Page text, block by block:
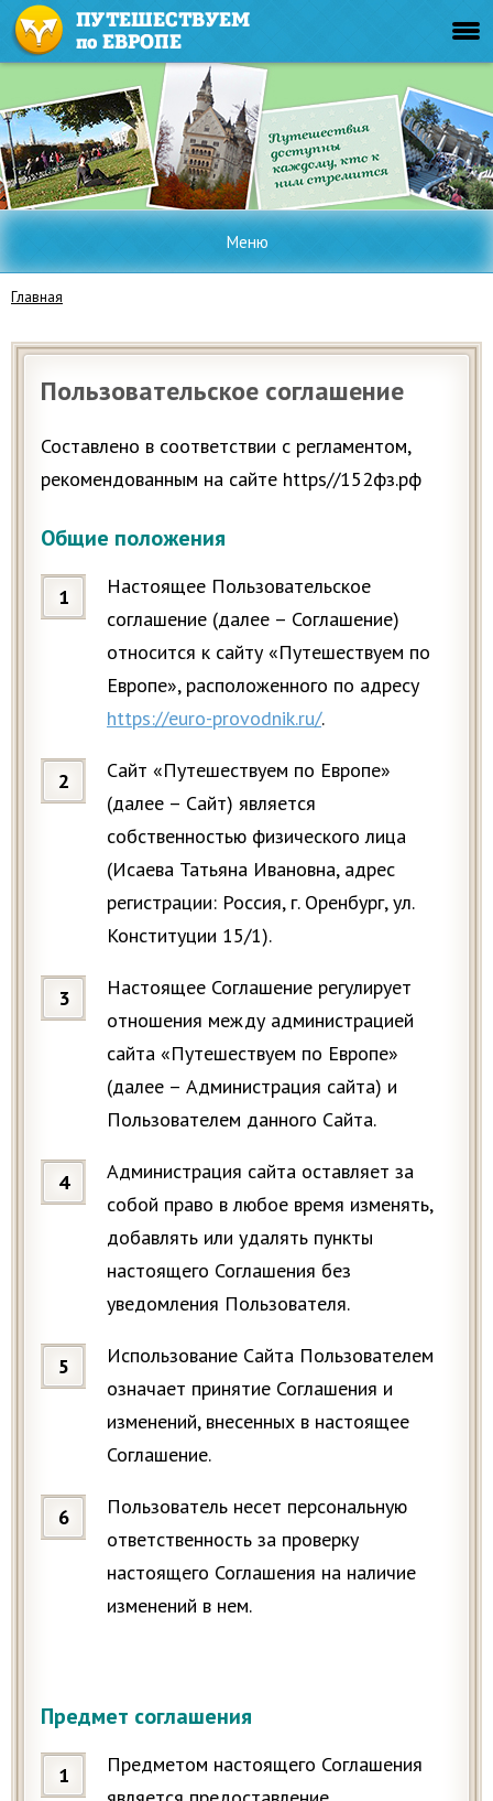
Меню
Главная
Пользовательское соглашение
Составлено в соответствии с регламентом,
рекомендованным на сайте https//152фз.рф
Общие положения
Настоящее Пользовательское
соглашение (далее – Соглашение)
относится к сайту «Путешествуем по
Европе», расположенного по адресу
https://euro-provodnik.ru/.
Сайт «Путешествуем по Европе»
(далее – Сайт) является
собственностью физического лица
(Исаева Татьяна Ивановна, адрес
регистрации: Россия, г. Оренбург, ул.
Конституции 15/1).
Настоящее Соглашение регулирует
отношения между администрацией
сайта «Путешествуем по Европе»
(далее – Администрация сайта) и
Пользователем данного Сайта.
Администрация сайта оставляет за
собой право в любое время изменять,
добавлять или удалять пункты
настоящего Соглашения без
уведомления Пользователя.
Использование Сайта Пользователем
означает принятие Соглашения и
изменений, внесенных в настоящее
Соглашение.
Пользователь несет персональную
ответственность за проверку
настоящего Соглашения на наличие
изменений в нем.
Предмет соглашения
Предметом настоящего Соглашения